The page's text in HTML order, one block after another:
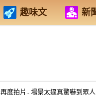
趣味文 新
度拍片.. 場景太逼真驚嚇到眾人